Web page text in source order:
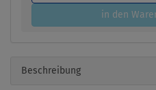
in den
Beschreibung